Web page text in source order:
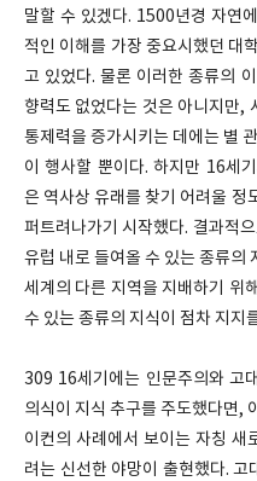
말할 수 있겠다. 1500년경 자연
적인 이해를 가장 중요시했던 대
고 있었다. 물론 이러한 종류의
향력도 없었다는 것은 아니지만,
통제력을 증가시키는 데에는 별
이 행사할 뿐이다. 하지만 16세
은 역사상 유래를 찾기 어려울 정
퍼트려나가기 시작했다. 결과적
유럽 내로 들여올 수 있는 종류의
세계의 다른 지역을 지배하기 위
수 있는 종류의 지식이 점차 지지
309 16세기에는 인문주의와 고
의식이 지식 추구를 주도했다면,
이컨의 사례에서 보이는 자칭 새
려는 신선한 야망이 출현했다.